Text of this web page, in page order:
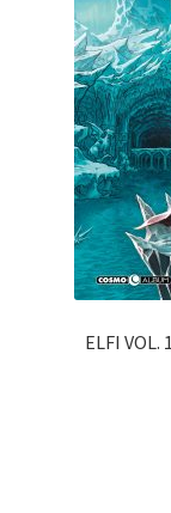
ELFI VOL.